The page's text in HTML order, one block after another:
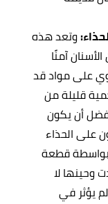
وتعد هذه
آمنًا
على مواد قد
قليلة من
أن يكون
على الحذاء
بواسطة قطعة
وحينها لا
يؤثر في